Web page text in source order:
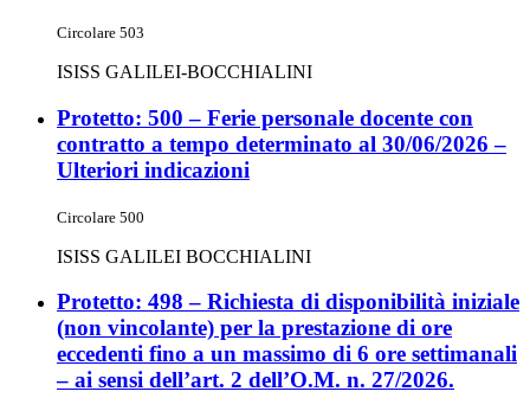
Circolare 503
ISISS GALILEI-BOCCHIALINI
Protetto: 500 – Ferie personale docente con
contratto a tempo determinato al 30/06/2026 –
Ulteriori indicazioni
Circolare 500
ISISS GALILEI BOCCHIALINI
Protetto: 498 – Richiesta di disponibilità iniziale
(non vincolante) per la prestazione di ore
eccedenti fino a un massimo di 6 ore settimanali
– ai sensi dell’art. 2 dell’O.M. n. 27/2026.